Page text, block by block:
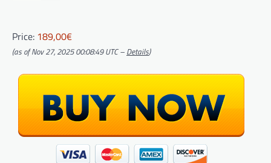
Price: 189,00€
(as of Nov 27, 2025 00:08:49 UTC – Details)